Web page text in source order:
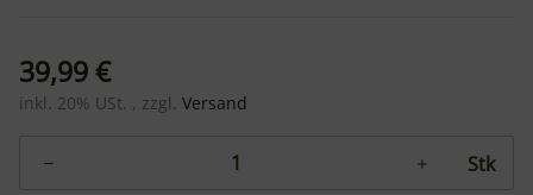
39,99 €
inkl. 20% USt. , zzgl. Versand
Stk